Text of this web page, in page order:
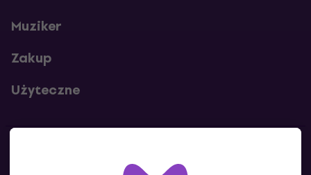
Muziker
Zakup
Użyteczne